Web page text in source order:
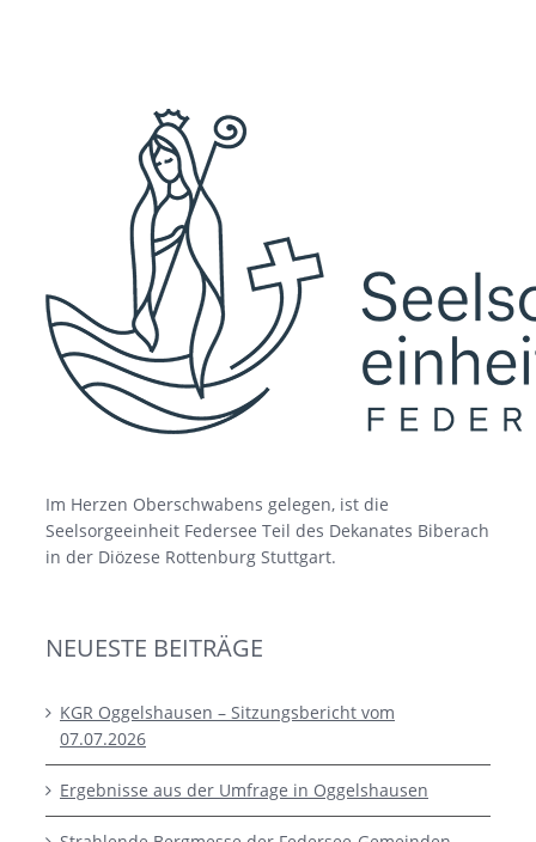
Im Herzen Oberschwabens gelegen, ist die
Seelsorgeeinheit Federsee Teil des Dekanates Biberach
in der Diözese Rottenburg Stuttgart.
NEUESTE BEITRÄGE
KGR Oggelshausen – Sitzungsbericht vom
07.07.2026
Ergebnisse aus der Umfrage in Oggelshausen